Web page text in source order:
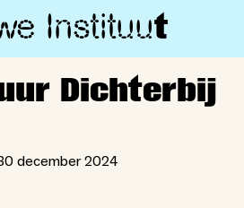
Instituut
Dichterbij
Dichterbij
december 2024